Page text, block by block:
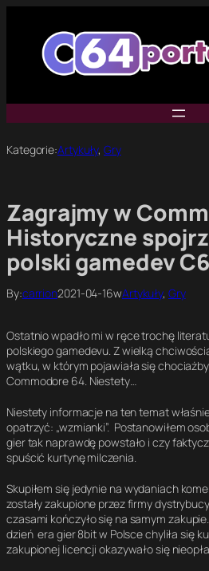
treści
Kategorie:Artykuły, Gry
Zagrajmy w
Historyczne
polski gamedev
By:carrion2021-04-16wArtykuły, Gry
Ostatnio wpadło mi w ręce trochę
polskiego gamedevu. Z wielką
wątku, w którym pojawiała się
Commodore 64. Niestety…
Niestety informacje na ten temat
opatrzyć: „wzmianki”. Postanowiłem
gier tak naprawdę powstało i czy
spuścić kurtynę milczenia.
Skupiłem się jedynie na wydaniach
zostały zakupione przez firmy
czasami kończyło się na samym
dzień era gier 8bit w Polsce chyliła się
zakupionej licencji okazywało się